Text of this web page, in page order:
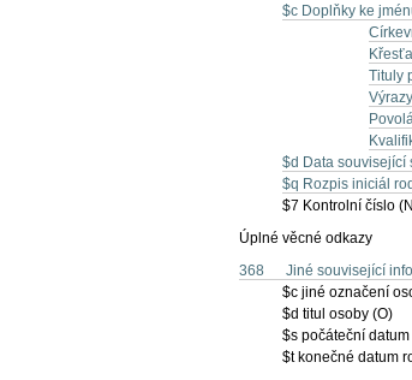
$c Doplňky ke
Tituly
$d Data související
$q Rozpis iniciál
$7 Kontrolní číslo
Úplné věcné odkazy
368 Jiné související
$c jiné označení
$d titul osoby (O)
$s počáteční datum
$t konečné datum